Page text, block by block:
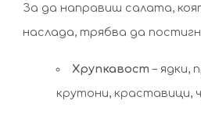
За да направиш салата,
наслада, трябва да
Хрупкавост – ядки,
крутони, краставици,